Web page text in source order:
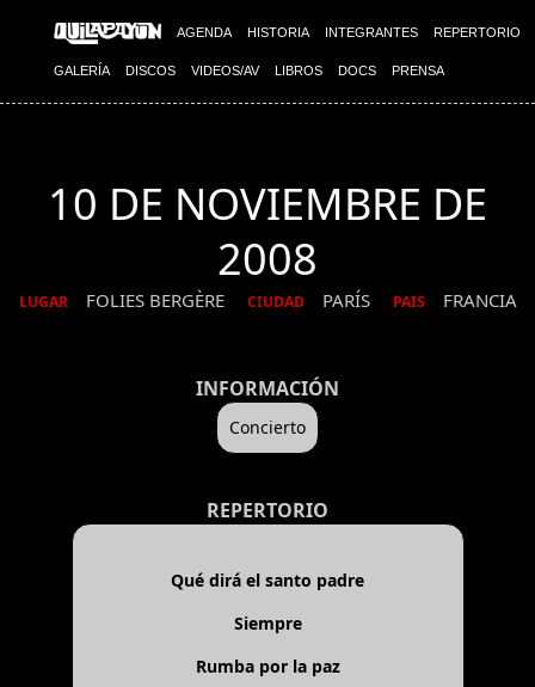
AGENDA HISTORIA INTEGRANTES REPERTORIO
GALERÍA DISCOS VIDEOS/AV LIBROS DOCS PRENSA
10 DE NOVIEMBRE DE
2008
LUGAR FOLIES BERGÈRE CIUDAD PARÍS PAIS FRANCIA
INFORMACIÓN
Concierto
REPERTORIO
Qué dirá el santo padre
Siempre
Rumba por la paz